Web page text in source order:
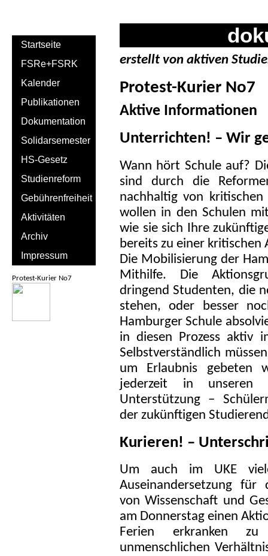
erstellt von aktiven
Protest-Kurier No7
Aktive Informationen
Unterrichten! – Wir
Wann hört Schule auf?
sind durch die
nachhaltig von
wollen in den Schulen
wie sie sich Ihre
bereits zu einer kritischen
Die Mobilisierung der
Mithilfe. Die
dringend Studenten, die
stehen, oder besser
Hamburger Schule
in diesen Prozess aktiv
Selbstverständlich
um Erlaubnis gebeten
jederzeit in unseren
Unterstützung –
der zukünftigen
Kurieren! –
Um auch im UKE
Auseinandersetzung für
von Wissenschaft und
am Donnerstag einen
Ferien erkranken
unmenschlichen
Startseite
FSRe+FSRK
Kalender
Publikationen
Dokumentation
Solidarsemester
HS-Gesetz
Studienreform
Gebührenfreiheit
Aktivitäten
Archiv
Impressum
Protest-Kurier No7